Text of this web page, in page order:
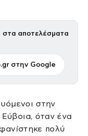
αποτελέσματα
στην Google
στην
όταν ένα
πολύ